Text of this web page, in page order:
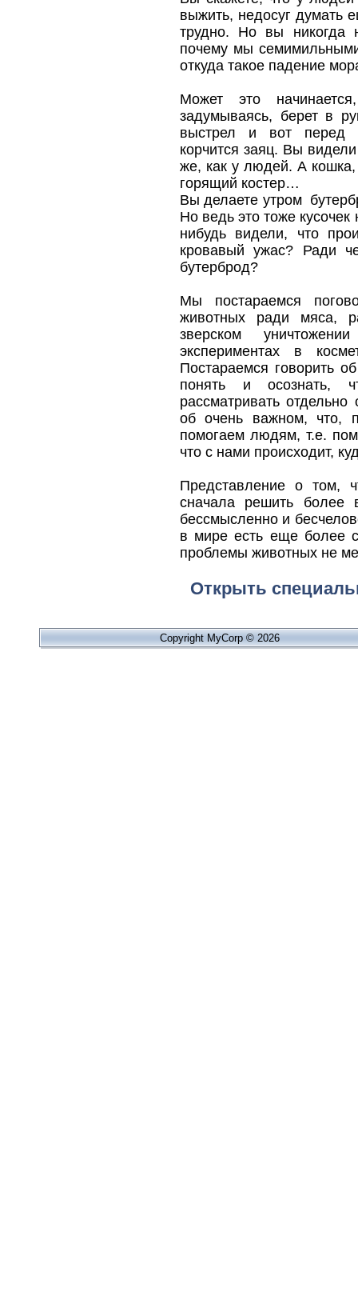
выжить, недосуг думать
трудно. Но вы никогда
почему мы
откуда такое падение
Может это
задумываясь, берет в
выстрел и вот перед
корчится заяц. Вы
же, как у людей. А
горящий костер…
Вы делаете утром
Но ведь это тоже
нибудь видели, что
кровавый ужас? Ради
бутерброд?
Мы постараемся
животных ради мяса,
зверском
экспериментах в
Постараемся говорить
понять и осознать,
рассматривать
об очень важном, что,
помогаем людям, т.е.
что с нами происходит,
Представление о том,
сначала решить
бессмысленно и
в мире есть еще более
проблемы животных не
Открыть
Copyright MyCorp © 2026